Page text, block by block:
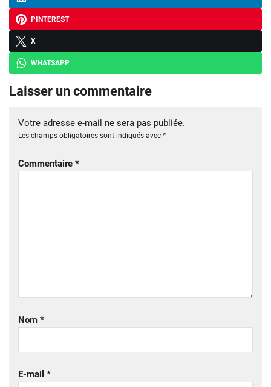
PINTEREST
X
WHATSAPP
Laisser un commentaire
Votre adresse e-mail ne sera pas publiée.
Les champs obligatoires sont indiqués avec *
Commentaire *
Nom *
E-mail *